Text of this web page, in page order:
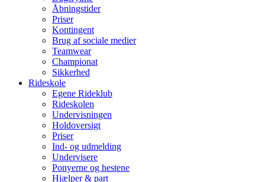
Åbningstider
Priser
Kontingent
Brug af sociale medier
Teamwear
Championat
Sikkerhed
Rideskole
Egene Rideklub
Rideskolen
Undervisningen
Holdoversigt
Priser
Ind- og udmelding
Undervisere
Ponyerne og hestene
Hjælper & part